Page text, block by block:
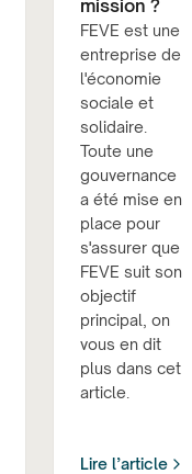
mission ?
FEVE est une
entreprise de
l'économie
sociale et
solidaire.
Toute une
gouvernance
a été mise en
place pour
s'assurer que
FEVE suit son
objectif
principal, on
vous en dit
plus dans cet
article.
Lire l’article